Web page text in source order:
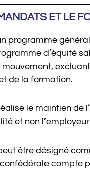
ET LE
programme
d’équité
de la formation.
le maintien de
et non
être désigné
compte